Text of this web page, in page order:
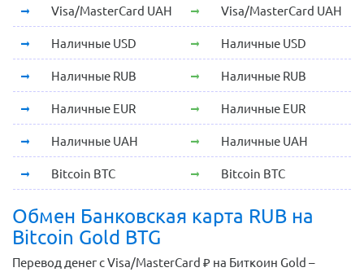
Visa/MasterCard UAH Visa/MasterCard UAH
Наличные USD Наличные USD
Наличные RUB Наличные RUB
Наличные EUR Наличные EUR
Наличные UAH Наличные UAH
Bitcoin BTC Bitcoin BTC
Обмен Банковская карта RUB на
Bitcoin Gold BTG
Перевод денег с Visa/MasterCard ₽ на Биткоин Gold –